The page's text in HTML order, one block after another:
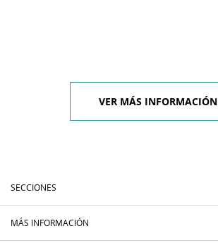
VER MÁS INFORMACIÓN
SECCIONES
MÁS INFORMACIÓN